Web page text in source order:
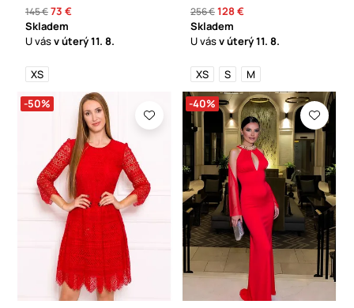
145 €73 €
Skladem
U vásv úterý11. 8.
XS
256 €128 €
Skladem
U vásv úterý11. 8.
XS S M
-50% -40%